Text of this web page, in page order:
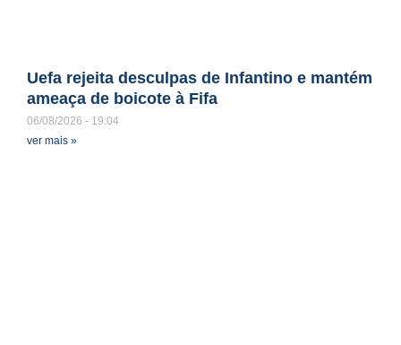
Uefa rejeita desculpas de Infantino e mantém
ameaça de boicote à Fifa
06/08/2026
19:04
ver mais »